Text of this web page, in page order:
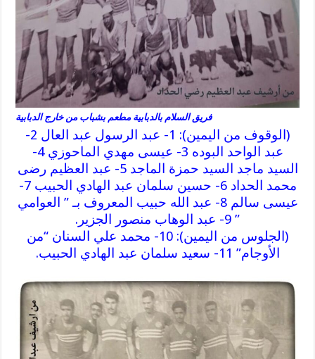
فريق السلام بالدبابية مطعم بشباب من خارج الدبابية
(الوقوف من اليمين): 1- عبد الرسول عبد العال 2-
عبد الواحد البوده 3- عيسى مهدي الماحوزي 4-
السيد ماجد السيد حمزة الماجد 5- عبد العظيم رضى
محمد الحداد 6- حسين سلمان عبد الهادي الحبيب 7-
عيسى سالم 8- عبد الله حبيب المعروف بـ ” العوامي
” 9- عبد الوهاب منصور الجزير.
(الجلوس من اليمين): 10- محمد علي السنان “من
الأوجام” 11- سعيد سلمان عبد الهادي الحبيب.